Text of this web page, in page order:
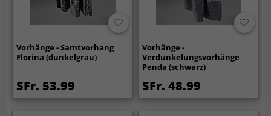
Vorhänge - Samtvorhang
Florina (dunkelgrau)
SFr. 53.99
Vorhänge -
Verdunkelungsvorhänge
Penda (schwarz)
SFr. 48.99